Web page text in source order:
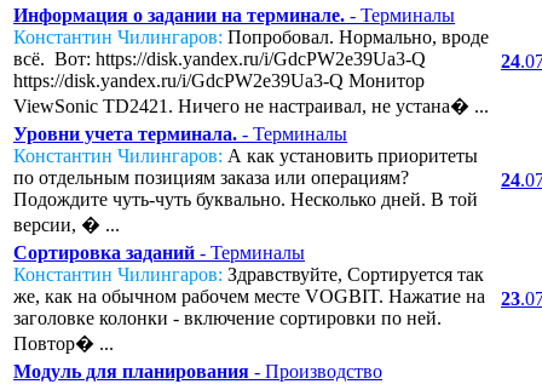
Информация о задании на терминале. - Терминалы
Константин Чилингаров: Попробовал. Нормально, вроде
всё. Вот: https://disk.yandex.ru/i/GdcPW2e39Ua3-Q
https://disk.yandex.ru/i/GdcPW2e39Ua3-Q Монитор
ViewSonic TD2421. Ничего не настраивал, не устана� ...
24
Уровни учета терминала. - Терминалы
Константин Чилингаров: А как установить приоритеты
по отдельным позициям заказа или операциям?
Подождите чуть-чуть буквально. Несколько дней. В той
версии, � ...
24
Сортировка заданий - Терминалы
Константин Чилингаров: Здравствуйте, Сортируется так
же, как на обычном рабочем месте VOGBIT. Нажатие на
заголовке колонки - включение сортировки по ней.
Повтор� ...
23
Модуль для планирования - Производство